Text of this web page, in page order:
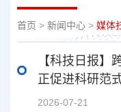
首页 > 新闻中心 > 媒体
【科技日报】
正促进科研范
2026-07-21